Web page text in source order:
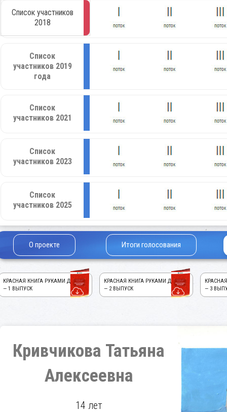
Список участников
2018
Список
участников 2019
года
Список
участников 2021
Список
участников 2023
Список
участников 2025
О проекте Итоги голосования
КРАСНАЯ КНИГА РУКАМИ ДЕТЕЙ!
— 1 ВЫПУСК
КРАСНАЯ КНИГА РУКАМИ ДЕТЕЙ!
— 2 ВЫПУСК
— 3
Кривчикова Татьяна
Алексеевна
14 лет